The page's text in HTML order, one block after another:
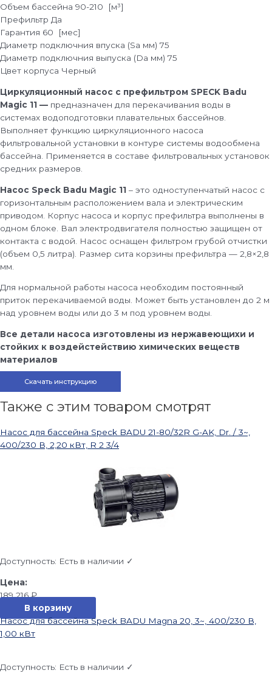
Объем бассейна 90-210 [м³]
Префильтр Да
Гарантия 60 [мес]
Диаметр подключния впуска (Sa мм) 75
Диаметр подключния выпуска (Da мм) 75
Цвет корпуса Черный
Циркуляционный насос с префильтром SPECK Badu
Magic 11 — предназначен для перекачивания воды в
системах водоподготовки плавательных бассейнов.
Выполняет функцию циркуляционного насоса
фильтровальной установки в контуре системы водообмена
бассейна. Применяется в составе фильтровальных установок
средних размеров.
Насос Speck Badu Magic 11 – это одноступенчатый насос с
горизонтальным расположением вала и электрическим
приводом. Корпус насоса и корпус префильтра выполнены в
одном блоке. Вал электродвигателя полностью защищен от
контакта с водой. Насос оснащен фильтром грубой отчистки
(объем 0,5 литра). Размер сита корзины префильтра — 2,8×2,8
мм.
Для нормальной работы насоса необходим постоянный
приток перекачиваемой воды. Может быть установлен до 2 м
над уровнем воды или до 3 м под уровнем воды.
Все детали насоса изготовлены из нержавеющихи и
стойких к воздейстействию химических веществ
материалов
Скачать инструкцию
Также с этим товаром смотрят
Насос для бассейна Speck BADU 21-80/32R G-AK, Dr. / 3~,
400/230 В, 2,20 кВт, R 2 3/4
Доступность: Есть в наличии ✓
189 216₽
В корзину
Насос для бассейна Speck BADU Magna 20, 3~, 400/230 В,
1,00 кВт
Доступность: Есть в наличии ✓